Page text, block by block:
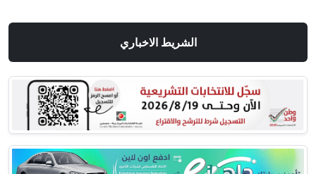
الشريط الاخباري